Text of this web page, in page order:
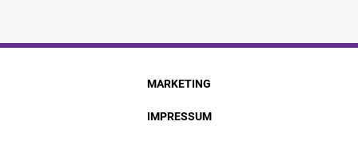
MARKETING
IMPRESSUM